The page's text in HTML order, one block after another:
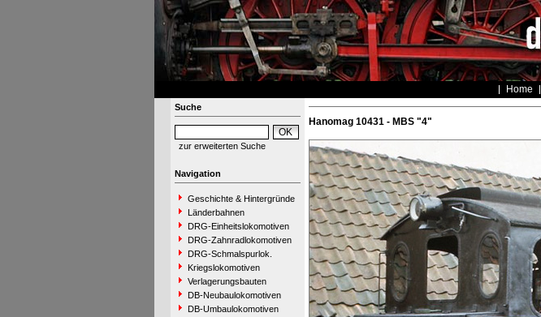
Home
Suche
zur erweiterten Suche
Navigation
Geschichte & Hintergründe
Länderbahnen
DRG-Einheitslokomotiven
DRG-Zahnradlokomotiven
DRG-Schmalspurlok.
Kriegslokomotiven
Verlagerungsbauten
DB-Neubaulokomotiven
DB-Umbaulokomotiven
Hanomag 10431 - MBS "4"